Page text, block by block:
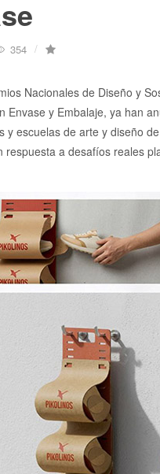
354
Nacionales de Diseño y
Envase y Embalaje, ya han
y escuelas de arte y diseño
respuesta a desafíos reales